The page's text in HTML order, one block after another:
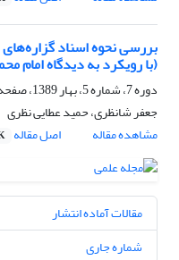
بررسی نحوه اسناد
(با رویکرد به دیدگاه امام
دوره 7، شماره 5، بهار 1389، صفحه
جعفر شانظری، حمید عطایی نظری
مشاهده مقاله
اصل مقاله
مقالات آماده انتشار
شماره جاری